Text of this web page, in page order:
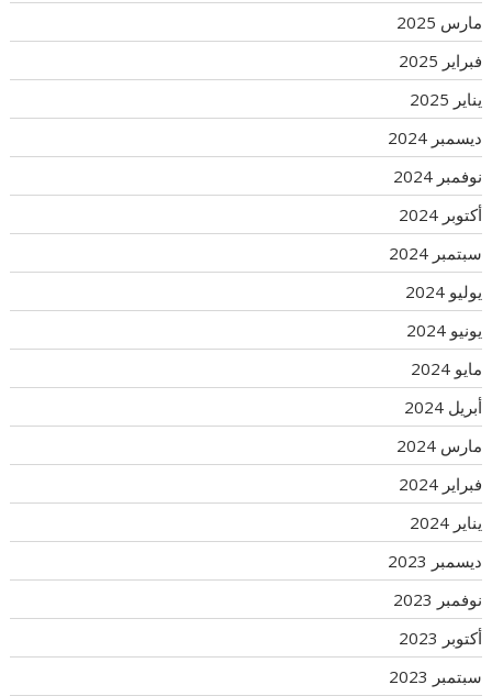
مارس 2025
فبراير 2025
يناير 2025
ديسمبر 2024
نوفمبر 2024
أكتوبر 2024
سبتمبر 2024
يوليو 2024
يونيو 2024
مايو 2024
أبريل 2024
مارس 2024
فبراير 2024
يناير 2024
ديسمبر 2023
نوفمبر 2023
أكتوبر 2023
سبتمبر 2023